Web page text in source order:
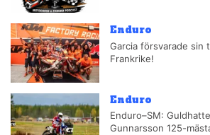
Enduro
Garcia försvarade
Frankrike!
Enduro
Enduro–SM:
Gunnarsson 125-